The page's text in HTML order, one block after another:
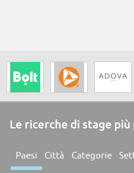
Le ricerche di stage
Paesi Città Categorie